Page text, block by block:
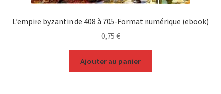
L’empire byzantin de 408 à 705-Format numérique (ebook)
0,75 €
Ajouter au panier